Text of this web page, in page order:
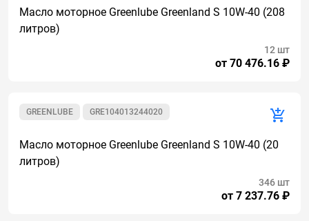
Масло моторное Greenlube Greenland S 10W-40 (208
литров)
от 70 476.16 ₽
12 шт
GRE104013244020
GREENLUBE
Масло моторное Greenlube Greenland S 10W-40 (20
литров)
от 7 237.76 ₽
346 шт